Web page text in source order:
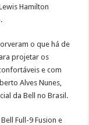
Hamilton
o que há de
projetar os
e com
Alves Nunes,
da Bell no Brasil.
Full-9 Fusion e